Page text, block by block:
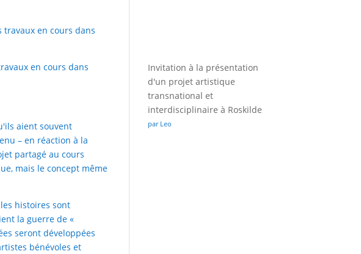
travaux en cours dans
en cours dans
aient souvent
– en réaction à la
partagé au cours
mais le concept même
histoires sont
la guerre de «
seront développées
bénévoles et
Invitation à la présentation
d'un projet artistique
transnational et
interdisciplinaire à Roskilde
par Leo